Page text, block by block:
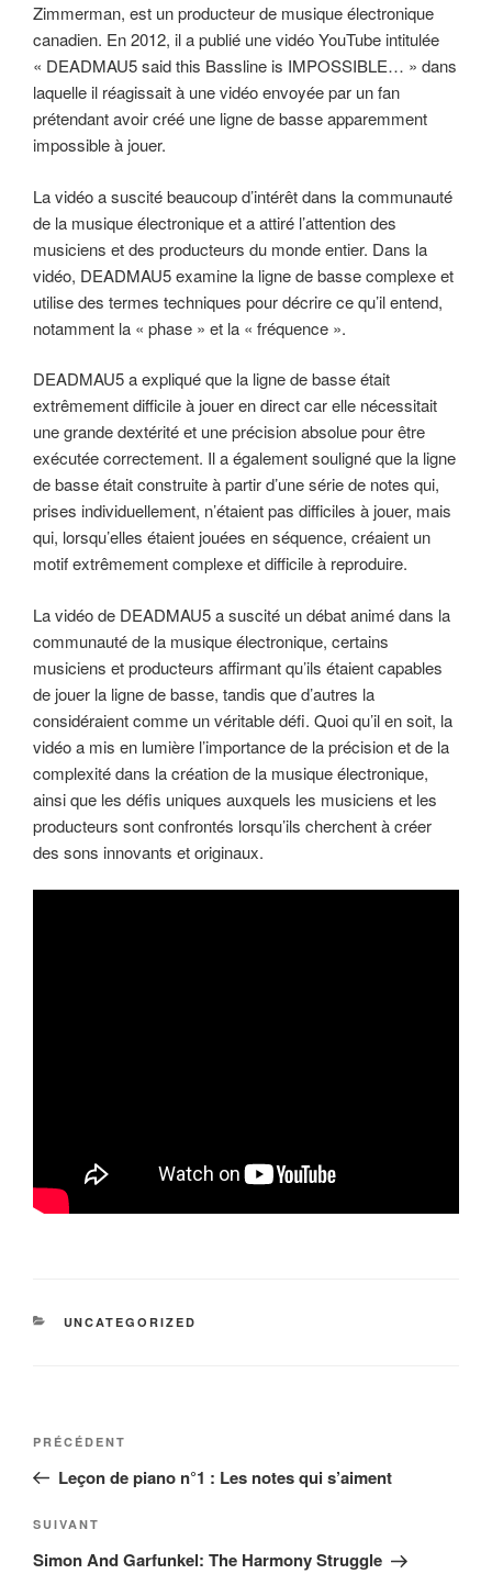
Zimmerman, est un producteur de musique électronique
canadien. En 2012, il a publié une vidéo YouTube intitulée
« DEADMAU5 said this Bassline is IMPOSSIBLE… » dans
laquelle il réagissait à une vidéo envoyée par un fan
prétendant avoir créé une ligne de basse apparemment
impossible à jouer.
La vidéo a suscité beaucoup d’intérêt dans la communauté
de la musique électronique et a attiré l’attention des
musiciens et des producteurs du monde entier. Dans la
vidéo, DEADMAU5 examine la ligne de basse complexe et
utilise des termes techniques pour décrire ce qu’il entend,
notamment la « phase » et la « fréquence ».
DEADMAU5 a expliqué que la ligne de basse était
extrêmement difficile à jouer en direct car elle nécessitait
une grande dextérité et une précision absolue pour être
exécutée correctement. Il a également souligné que la ligne
de basse était construite à partir d’une série de notes qui,
prises individuellement, n’étaient pas difficiles à jouer, mais
qui, lorsqu’elles étaient jouées en séquence, créaient un
motif extrêmement complexe et difficile à reproduire.
La vidéo de DEADMAU5 a suscité un débat animé dans la
communauté de la musique électronique, certains
musiciens et producteurs affirmant qu’ils étaient capables
de jouer la ligne de basse, tandis que d’autres la
considéraient comme un véritable défi. Quoi qu’il en soit, la
vidéo a mis en lumière l’importance de la précision et de la
complexité dans la création de la musique électronique,
ainsi que les défis uniques auxquels les musiciens et les
producteurs sont confrontés lorsqu’ils cherchent à créer
des sons innovants et originaux.
CATÉGORIES
UNCATEGORIZED
Navigation
l’article
Article
précédent
PRÉCÉDENT
Leçon de piano n°1 : Les notes qui s’aiment
Article
suivant
SUIVANT
Simon And Garfunkel: The Harmony Struggle